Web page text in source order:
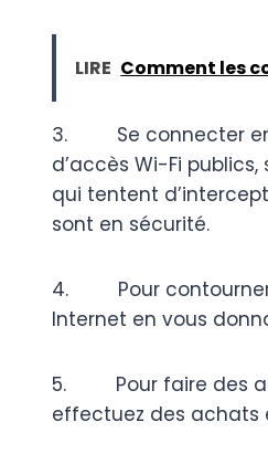
LIRE Comment les
3. Se connecter en
d’accès Wi-Fi
qui tentent
sont en sécurité.
4. Pour contourner
Internet en vous
5. Pour faire des
effectuez des achats